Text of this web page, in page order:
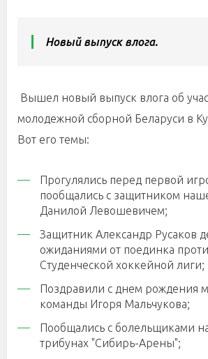
Новый выпуск влога.
Вышел новый выпуск влога об
молодежной сборной Беларуси в
Вот его темы:
Прогулялись перед первой
пообщались с защитником
Данилой Левошевичем;
Защитник Александр Русаков
ожиданиями от поединка
Студенческой хоккейной лиги;
Поздравили с днем рождения
команды Игоря Мальчукова;
Пообщались с болельщиками
трибунах "Сибирь-Арены";